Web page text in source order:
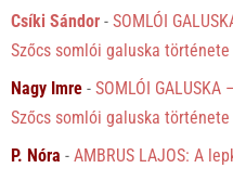
Csíki Sándor -SOMLÓI
Szőcs somlói galuska története
Nagy Imre -SOMLÓI GALUSKA
Szőcs somlói galuska története
P. Nóra -AMBRUS LAJOS: A